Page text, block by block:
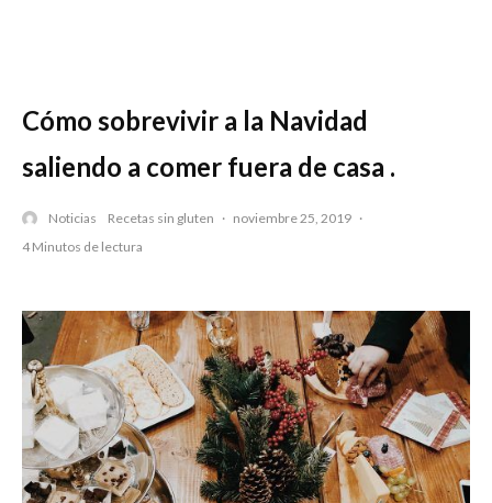
Cómo sobrevivir a la Navidad
saliendo a comer fuera de casa .
Noticias Recetas sin gluten · noviembre 25, 2019 ·
4 Minutos de lectura